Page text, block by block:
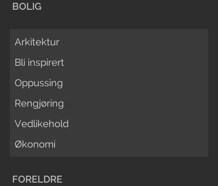
BOLIG
Arkitektur
Bli inspirert
Oppussing
Rengjøring
Vedlikehold
Økonomi
FORELDRE